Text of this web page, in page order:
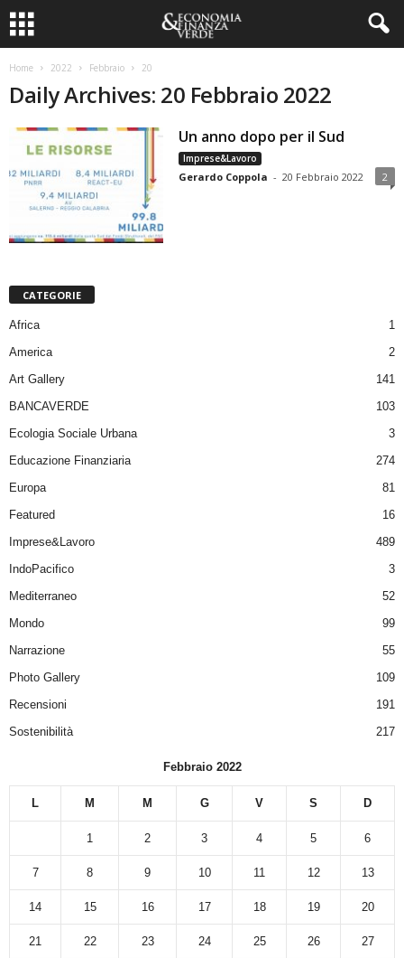
Home 2022 Febbraio 20
Daily Archives: 20 Febbraio 2022
Un anno dopo per il Sud
Imprese&Lavoro
Gerardo Coppola - 20 Febbraio 2022 2
CATEGORIE
Africa
1
America
2
Art Gallery
141
BANCAVERDE
103
Ecologia Sociale Urbana
3
Educazione Finanziaria
274
Europa
81
Featured
16
Imprese&Lavoro
489
IndoPacifico
3
Mediterraneo
52
Mondo
99
Narrazione
55
Photo Gallery
109
Recensioni
191
Sostenibilità
217
Febbraio 2022
L M M G V S D
1 2 3 4 5 6
7 8 9 10 11 12 13
14 15 16 17 18 19 20
21 22 23 24 25 26 27